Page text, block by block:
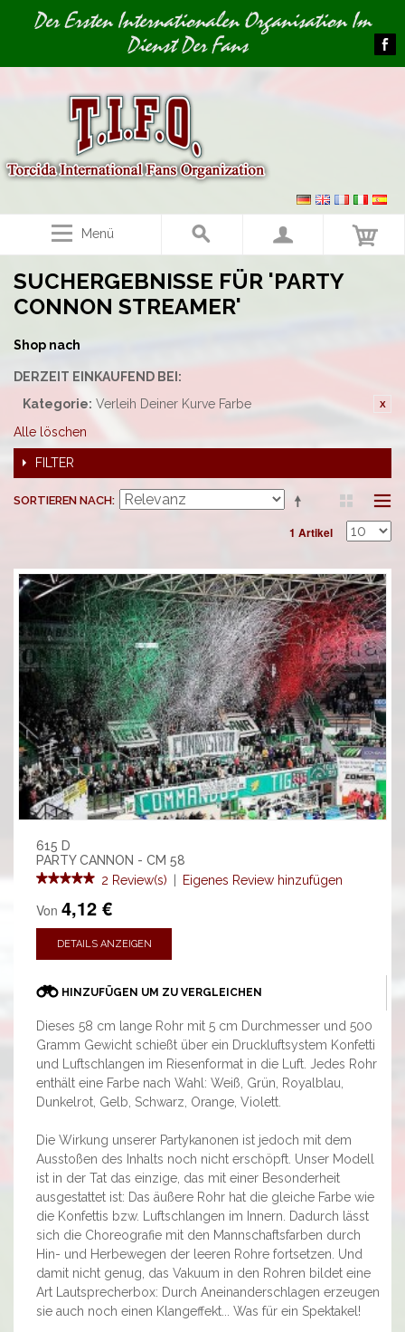
Image 01Der Ersten Internationalen Organisation Im
Dienst Der Fans
Menü
SUCHERGEBNISSE FÜR 'PARTY
CONNON STREAMER'
Shop nach
DERZEIT EINKAUFEND BEI:
Kategorie: Verleih Deiner Kurve Farbe
Alle löschen
FILTER
SORTIEREN NACH
1 Artikel
615 D
PARTY CANNON - CM 58
2 Review(s)
Eigenes Review hinzufügen
Von 4,12 €
DETAILS ANZEIGEN
HINZUFÜGEN UM ZU VERGLEICHEN
Dieses 58 cm lange Rohr mit 5 cm Durchmesser und 500
Gramm Gewicht schießt über ein Druckluftsystem Konfetti
und Luftschlangen im Riesenformat in die Luft. Jedes Rohr
enthält eine Farbe nach Wahl: Weiß, Grün, Royalblau,
Dunkelrot, Gelb, Schwarz, Orange, Violett.
Die Wirkung unserer Partykanonen ist jedoch mit dem
Ausstoßen des Inhalts noch nicht erschöpft. Unser Modell
ist in der Tat das einzige, das mit einer Besonderheit
ausgestattet ist: Das äußere Rohr hat die gleiche Farbe wie
die Konfettis bzw. Luftschlangen im Innern. Dadurch lässt
sich die Choreografie mit den Mannschaftsfarben durch
Hin- und Herbewegen der leeren Rohre fortsetzen. Und
damit nicht genug, das Vakuum in den Rohren bildet eine
Art Lautsprecherbox: Durch Aneinanderschlagen erzeugen
sie auch noch einen Klangeffekt... Was für ein Spektakel!